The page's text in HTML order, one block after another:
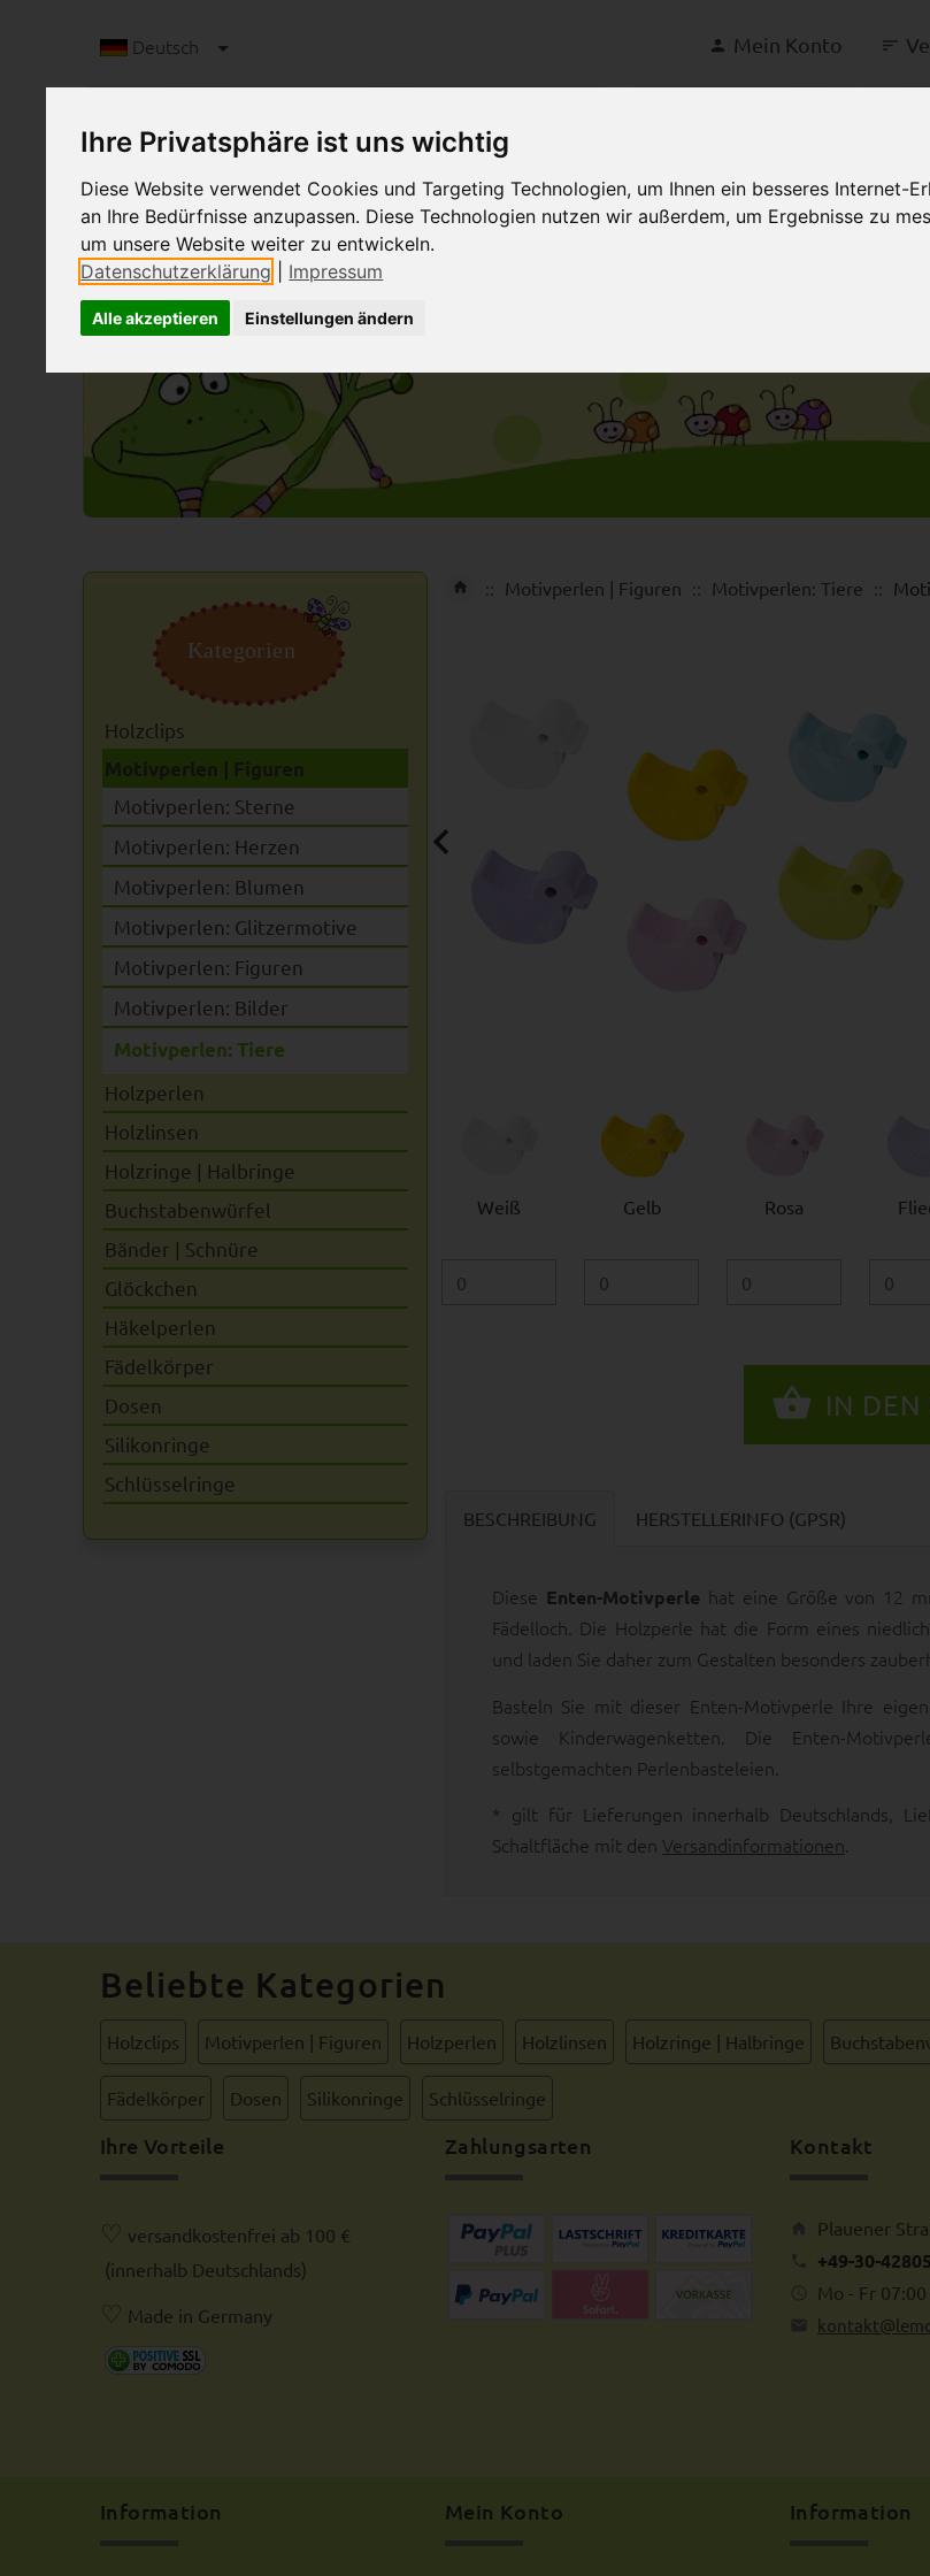
Ihre Privatsphäre ist uns wichtig
Diese Website verwendet Cookies und Targeting Technologien, um Ihnen ein besseres Internet-
an Ihre Bedürfnisse anzupassen. Diese Technologien nutzen wir außerdem, um Ergebnisse zu
um unsere Website weiter zu entwickeln.
Datenschutzerklärung
Impressum
Alle akzeptieren Einstellungen ändern
Deutsch Mein Konto
Motivperlen | Figuren Motivperlen: Tiere
Weiß Gelb Rosa
BESCHREIBUNG HERSTELLERINFO (GPSR)
Diese Enten-Motivperle hat eine Größe von 12
Fädelloch. Die Holzperle hat die Form eines
und laden Sie daher zum Gestalten besonders
Basteln Sie mit dieser Enten-Motivperle Ihre
sowie Kinderwagenketten. Die Enten-
selbstgemachten Perlenbasteleien.
* gilt für Lieferungen innerhalb Deutschlands,
Schaltfläche mit den Versandinformationen
Kategorien
Holzclips
Motivperlen | Figuren
Motivperlen: Sterne
Motivperlen: Herzen
Motivperlen: Blumen
Motivperlen: Glitzermotive
Motivperlen: Figuren
Motivperlen: Bilder
Motivperlen: Tiere
Holzperlen
Holzlinsen
Holzringe | Halbringe
Buchstabenwürfel
Bänder | Schnüre
Glöckchen
Häkelperlen
Fädelkörper
Dosen
Silikonringe
Schlüsselringe
Beliebte Kategorien
Holzclips Motivperlen | Figuren Holzperlen Holzlinsen Holzringe | Halbringe
Fädelkörper Dosen Silikonringe Schlüsselringe
Ihre Vorteile
versandkostenfrei ab 100 €
(innerhalb Deutschlands)
Made in Germany
Zahlungsarten Kontakt
Plauener
+49-30-
Mo - Fr
Information Mein Konto Information